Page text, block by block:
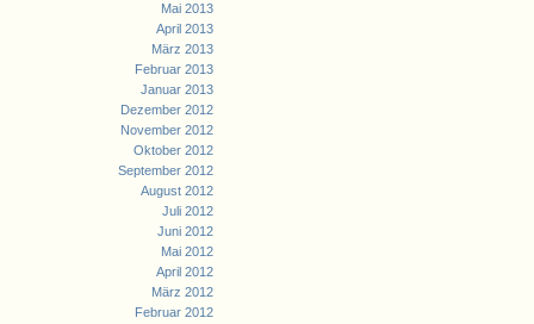
Mai 2013
April 2013
März 2013
Februar 2013
Januar 2013
Dezember 2012
November 2012
Oktober 2012
September 2012
August 2012
Juli 2012
Juni 2012
Mai 2012
April 2012
März 2012
Februar 2012